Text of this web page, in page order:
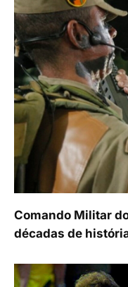
Comando Militar
décadas de